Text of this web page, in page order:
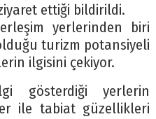
ettiği bildirildi.
yerlerinden biri
turizm potansiyeli
ilgisini çekiyor.
gösterdiği yerlerin
ile tabiat güzellikleri